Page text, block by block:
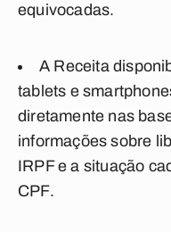
equivocadas.
A Receita
tablets e
diretamente nas
informações sobre
IRPF e a situação
CPF.